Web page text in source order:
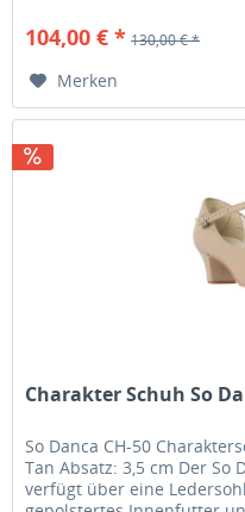
104,00 € * 130,00 € *
Merken
Charakter Schuh So
So Danca CH-50
Tan Absatz: 3,5 cm Der So
verfügt über eine